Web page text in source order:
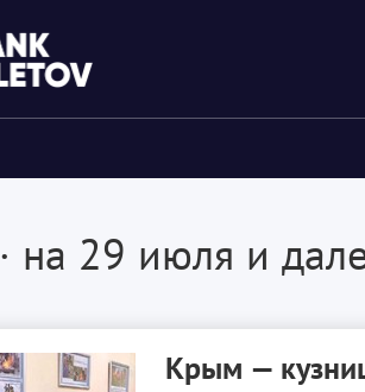
· на 29 июля и
Крым —